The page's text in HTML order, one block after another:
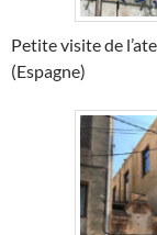
Petite visite de
(Espagne)